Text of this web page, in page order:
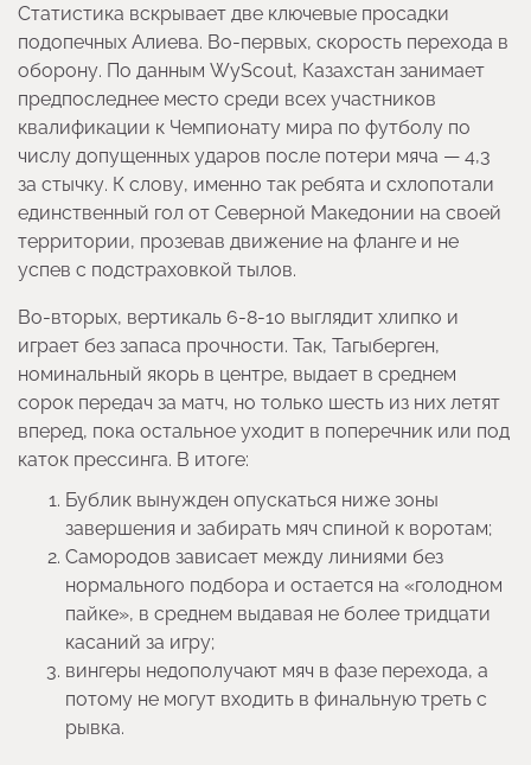
Статистика вскрывает две ключевые просадки
подопечных Алиева. Во-первых, скорость перехода в
оборону. По данным WyScout, Казахстан занимает
предпоследнее место среди всех участников
квалификации к Чемпионату мира по футболу по
числу допущенных ударов после потери мяча — 4,3
за стычку. К слову, именно так ребята и схлопотали
единственный гол от Северной Македонии на своей
территории, прозевав движение на фланге и не
успев с подстраховкой тылов.
Во-вторых, вертикаль 6-8-10 выглядит хлипко и
играет без запаса прочности. Так, Тагыберген,
номинальный якорь в центре, выдает в среднем
сорок передач за матч, но только шесть из них летят
вперед, пока остальное уходит в поперечник или под
каток прессинга. В итоге:
Бублик вынужден опускаться ниже зоны
завершения и забирать мяч спиной к воротам;
Самородов зависает между линиями без
нормального подбора и остается на «голодном
пайке», в среднем выдавая не более тридцати
касаний за игру;
вингеры недополучают мяч в фазе перехода, а
потому не могут входить в финальную треть с
рывка.